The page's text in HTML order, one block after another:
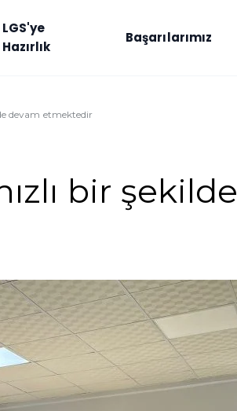
LGS'ye
Hazırlık
Başarılarımız
devam etmektedir
bir şekilde